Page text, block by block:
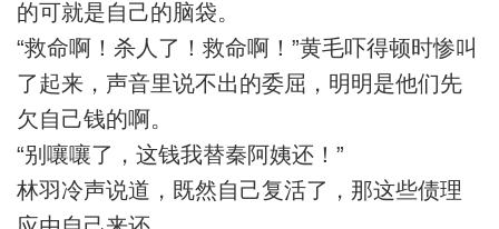
的可就是自己的脑袋。
“救命啊！杀人了！救命啊！”黄毛吓得顿时惨叫
了起来，声音里说不出的委屈，明明是他们先
欠自己钱的啊。
“别嚷嚷了，这钱我替秦阿姨还！”
林羽冷声说道，既然自己复活了，那这些债理